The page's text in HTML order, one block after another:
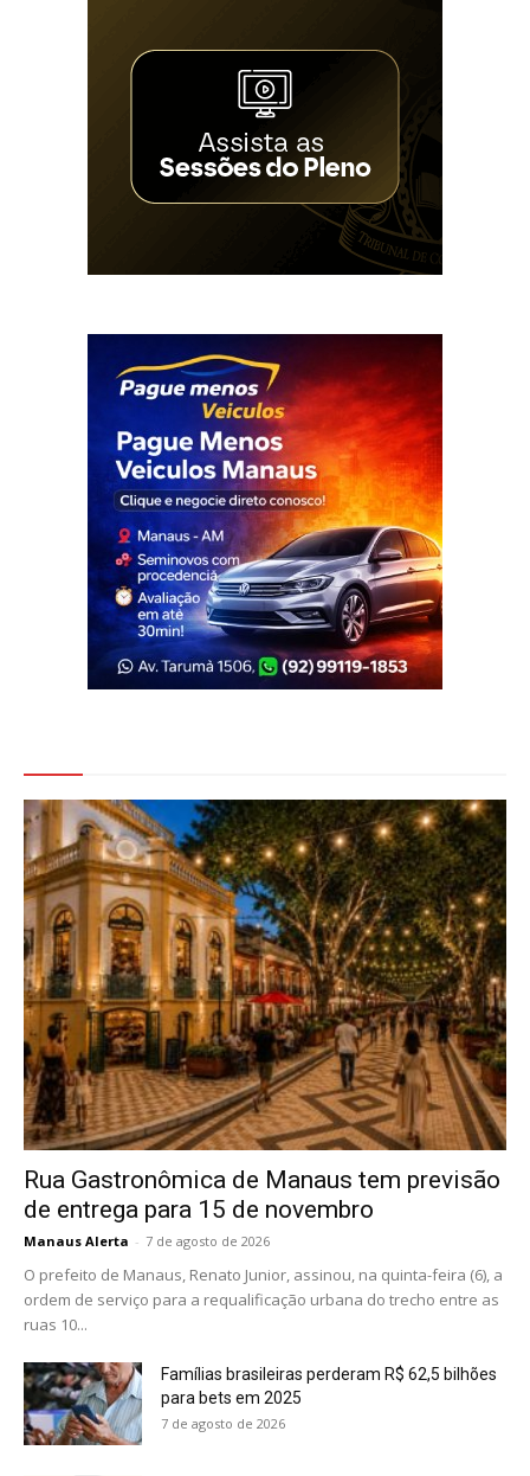
Rua Gastronômica de Manaus tem previsão
de entrega para 15 de novembro
Manaus Alerta - 7 de agosto de 2026
O prefeito de Manaus, Renato Junior, assinou, na quinta-feira (6), a
ordem de serviço para a requalificação urbana do trecho entre as
ruas 10...
Famílias brasileiras perderam R$ 62,5 bilhões
para bets em 2025
7 de agosto de 2026